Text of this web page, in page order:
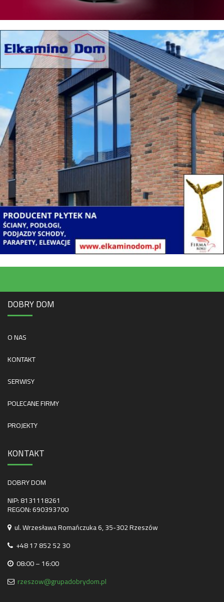
DOBRY DOM
O NAS
KONTAKT
SERWISY
POLECANE FIRMY
PROJEKTY
KONTAKT
DOBRY DOM
NIP: 8131118261
REGON: 690393700
ul. Wrzesława Romańczuka 6, 35-302 Rzeszów
+48 17 852 52 30
08:00 – 16:00
rzeszow@grupadobrydom.pl